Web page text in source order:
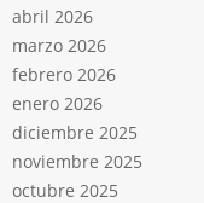
abril 2026
marzo 2026
febrero 2026
enero 2026
diciembre 2025
noviembre 2025
octubre 2025